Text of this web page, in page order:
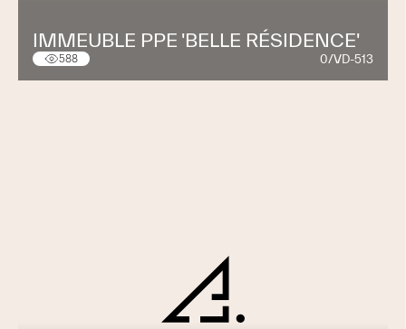
IMMEUBLE PPE 'BELLE RÉSIDENCE'
588 0/VD-513